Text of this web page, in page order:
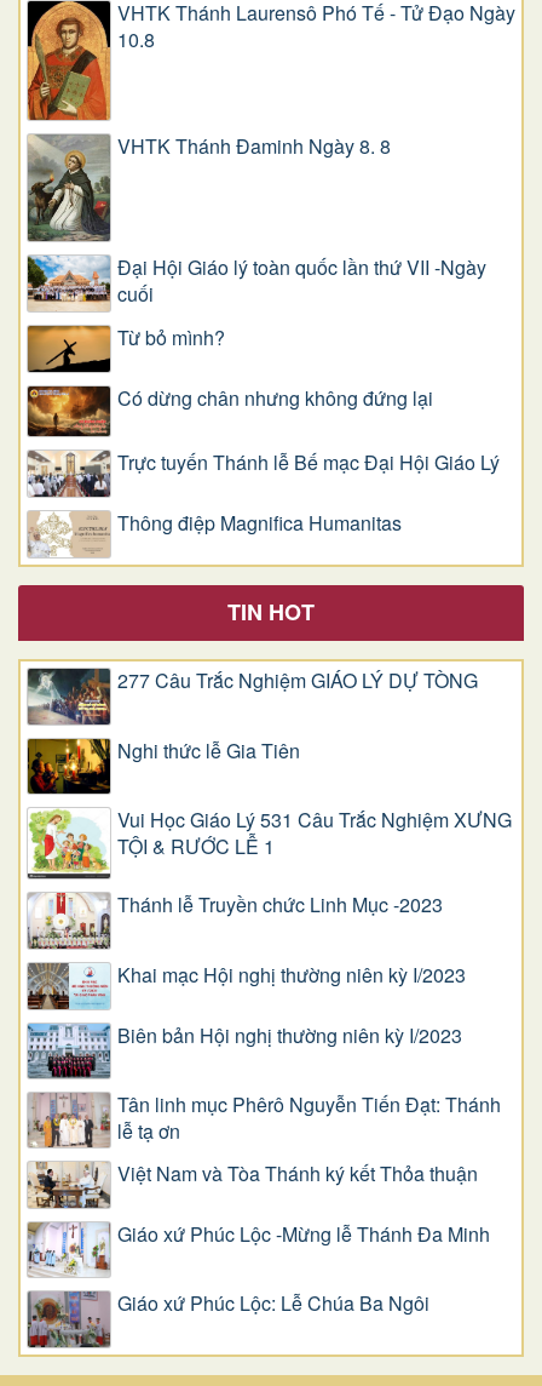
VHTK Thánh Laurensô Phó Tế - Tử Đạo Ngày
10.8
VHTK Thánh Đaminh Ngày 8. 8
Đại Hội Giáo lý toàn quốc lần thứ VII -Ngày
cuối
Từ bỏ mình?
Có dừng chân nhưng không đứng lại
Trực tuyến Thánh lễ Bế mạc Đại Hội Giáo Lý
Thông điệp Magnifica Humanitas
TIN HOT
277 Câu Trắc Nghiệm GIÁO LÝ DỰ TÒNG
Nghi thức lễ Gia Tiên
Vui Học Giáo Lý 531 Câu Trắc Nghiệm XƯNG
TỘI & RƯỚC LỄ 1
Thánh lễ Truyền chức Linh Mục -2023
Khai mạc Hội nghị thường niên kỳ I/2023
Biên bản Hội nghị thường niên kỳ I/2023
Tân linh mục Phêrô Nguyễn Tiến Đạt: Thánh
lễ tạ ơn
Việt Nam và Tòa Thánh ký kết Thỏa thuận
Giáo xứ Phúc Lộc -Mừng lễ Thánh Đa Minh
Giáo xứ Phúc Lộc: Lễ Chúa Ba Ngôi